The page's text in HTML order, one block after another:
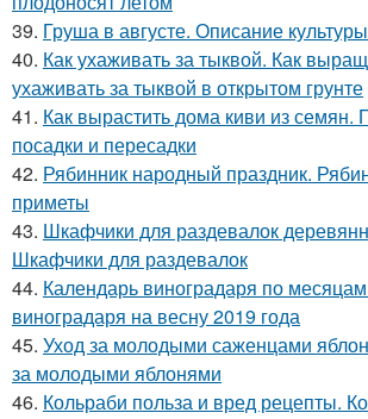
39. Груша в августе. Описание культуры
40. Как ухаживать за тыквой. Как
ухаживать за тыквой в открытом грунте
41. Как вырастить дома киви из семян.
посадки и пересадки
42. Рябинник народный праздник.
приметы
43. Шкафчики для раздевалок
Шкафчики для раздевалок
44. Календарь виноградаря по
виноградаря на весну 2019 года
45. Уход за молодыми саженцами
за молодыми яблонями
46. Кольраби польза и вред рецепты.